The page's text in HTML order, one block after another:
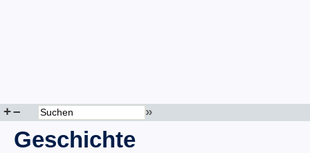
+– »
Geschichte